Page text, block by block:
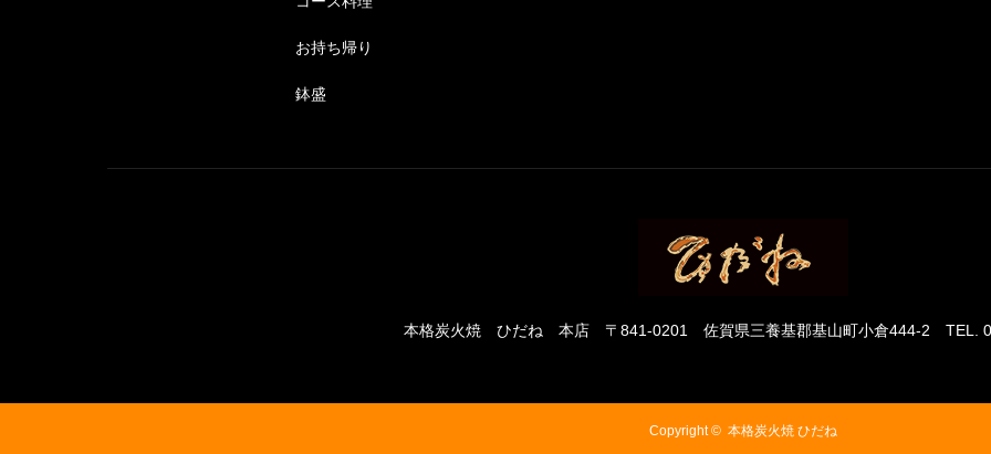
お持ち帰り
鉢盛
本格炭火焼 ひだね 本店 〒841-0201 佐賀県三養基郡基山町小倉444-2 TEL.
Copyright © 本格炭火焼 ひだね